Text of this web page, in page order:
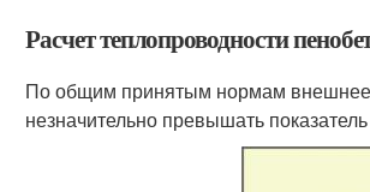
Расчет теплопроводности
По общим принятым нормам внешнее
незначительно превышать